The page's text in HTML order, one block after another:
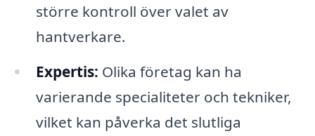
större kontroll över valet av
hantverkare.
Expertis: Olika företag kan ha
varierande specialiteter och tekniker,
vilket kan påverka det slutliga